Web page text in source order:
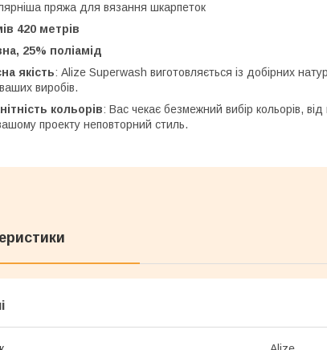
пряжа для вязання шкарпеток
420 метрів
25% поліамід
якість: Alize Superwash виготовляється із добірних
виробів.
кольорів: Вас чекає безмежний вибір кольорів,
проекту неповторний стиль.